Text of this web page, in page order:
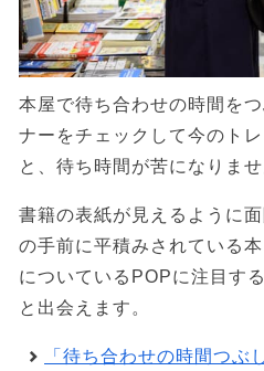
本屋で待ち合わせの時間を
ナーをチェックして今のト
と、待ち時間が苦になりませ
書籍の表紙が見えるように
の手前に平積みされている
についているPOPに注目す
と出会えます。
「待ち合わせの時間つぶ